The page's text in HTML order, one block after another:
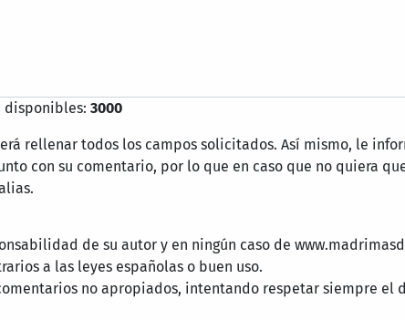
disponibles: 3000
rellenar todos los campos solicitados. Así mismo, le
con su comentario, por lo que en caso que no quiera
de su autor y en ningún caso de
a las leyes españolas o buen uso.
no apropiados, intentando respetar siempre el